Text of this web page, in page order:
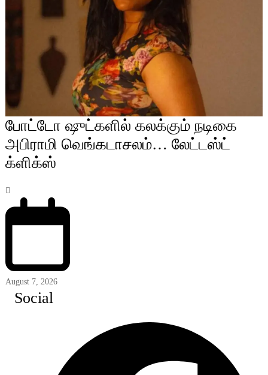
போட்டோ ஷுட்களில் கலக்கும் நடிகை
அபிராமி வெங்கடாசலம்… லேட்டஸ்ட்
க்ளிக்ஸ்
August 7, 2026
Social